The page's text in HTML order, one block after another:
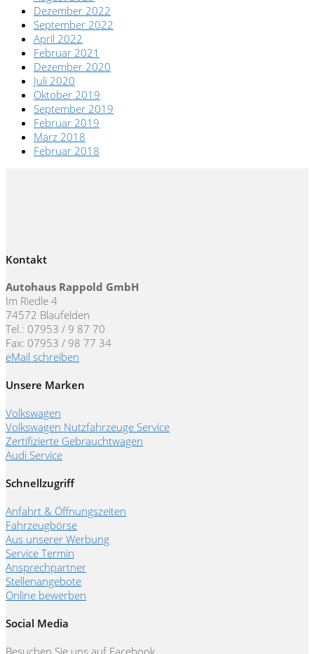
Dezember 2022
September 2022
April 2022
Februar 2021
Dezember 2020
Juli 2020
Oktober 2019
September 2019
Februar 2019
März 2018
Februar 2018
Kontakt
Autohaus Rappold GmbH
Im Riedle 4
74572 Blaufelden
Tel.: 07953 / 9 87 70
Fax: 07953 / 98 77 34
eMail schreiben
Unsere Marken
Volkswagen
Volkswagen Nutzfahrzeuge Service
Zertifizierte Gebrauchtwagen
Audi Service
Schnellzugriff
Anfahrt & Öffnungszeiten
Fahrzeugbörse
Aus unserer Werbung
Service Termin
Ansprechpartner
Stellenangebote
Online bewerben
Social Media